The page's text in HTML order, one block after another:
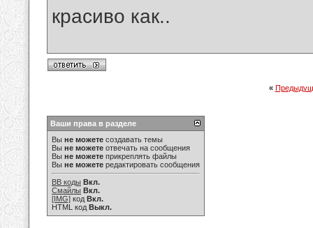
красиво как..
«
Ваши права в разделе
Вы не можете создавать темы
Вы не можете отвечать на сообщения
Вы не можете прикреплять файлы
Вы не можете редактировать сообщения
BB коды Вкл.
Смайлы Вкл.
[IMG] код Вкл.
HTML код Выкл.